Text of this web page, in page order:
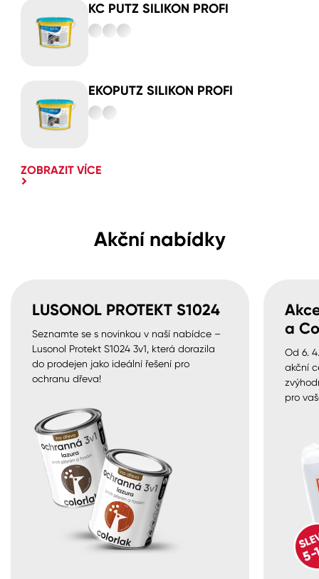
KC PUTZ SILIKON PROFI
EKOPUTZ SILIKON PROFI
ZOBRAZIT VÍCE
Akční nabídky
LUSONOL PROTEKT S1024
Seznamte se s novinkou v naší nabídce –
Lusonol Protekt S1024 3v1, která dorazila
do prodejen jako ideální řešení pro
ochranu dřeva!
a
Od 6.
akční
pro